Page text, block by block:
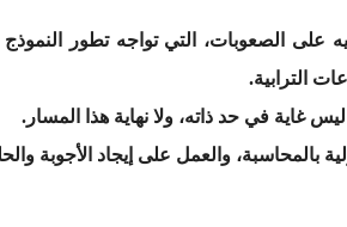
الصعوبات، التي تواجه تطور
الترابية.
ليس غاية في حد ذاته، ولا نهاية هذا المسار.
والعمل على إيجاد الأجوبة